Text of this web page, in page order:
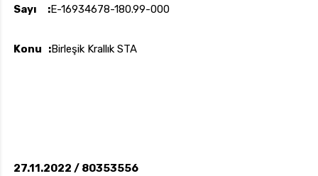
Sayı :E-16934678-180.99-000
Konu :Birleşik Krallık STA
27.11.2022 / 80353556